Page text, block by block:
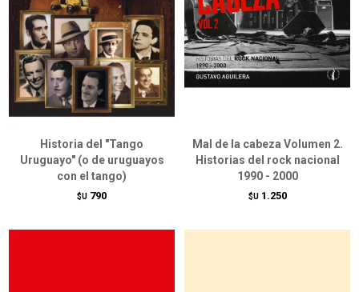
Historia del "Tango
Uruguayo" (o de uruguayos
con el tango)
$U 790
Mal de la cabeza Volumen 2.
Historias del rock nacional
1990 - 2000
$U 1.250